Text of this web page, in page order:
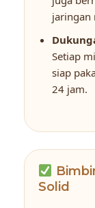
jaringan
Setiap
siap
24 jam.
Solid